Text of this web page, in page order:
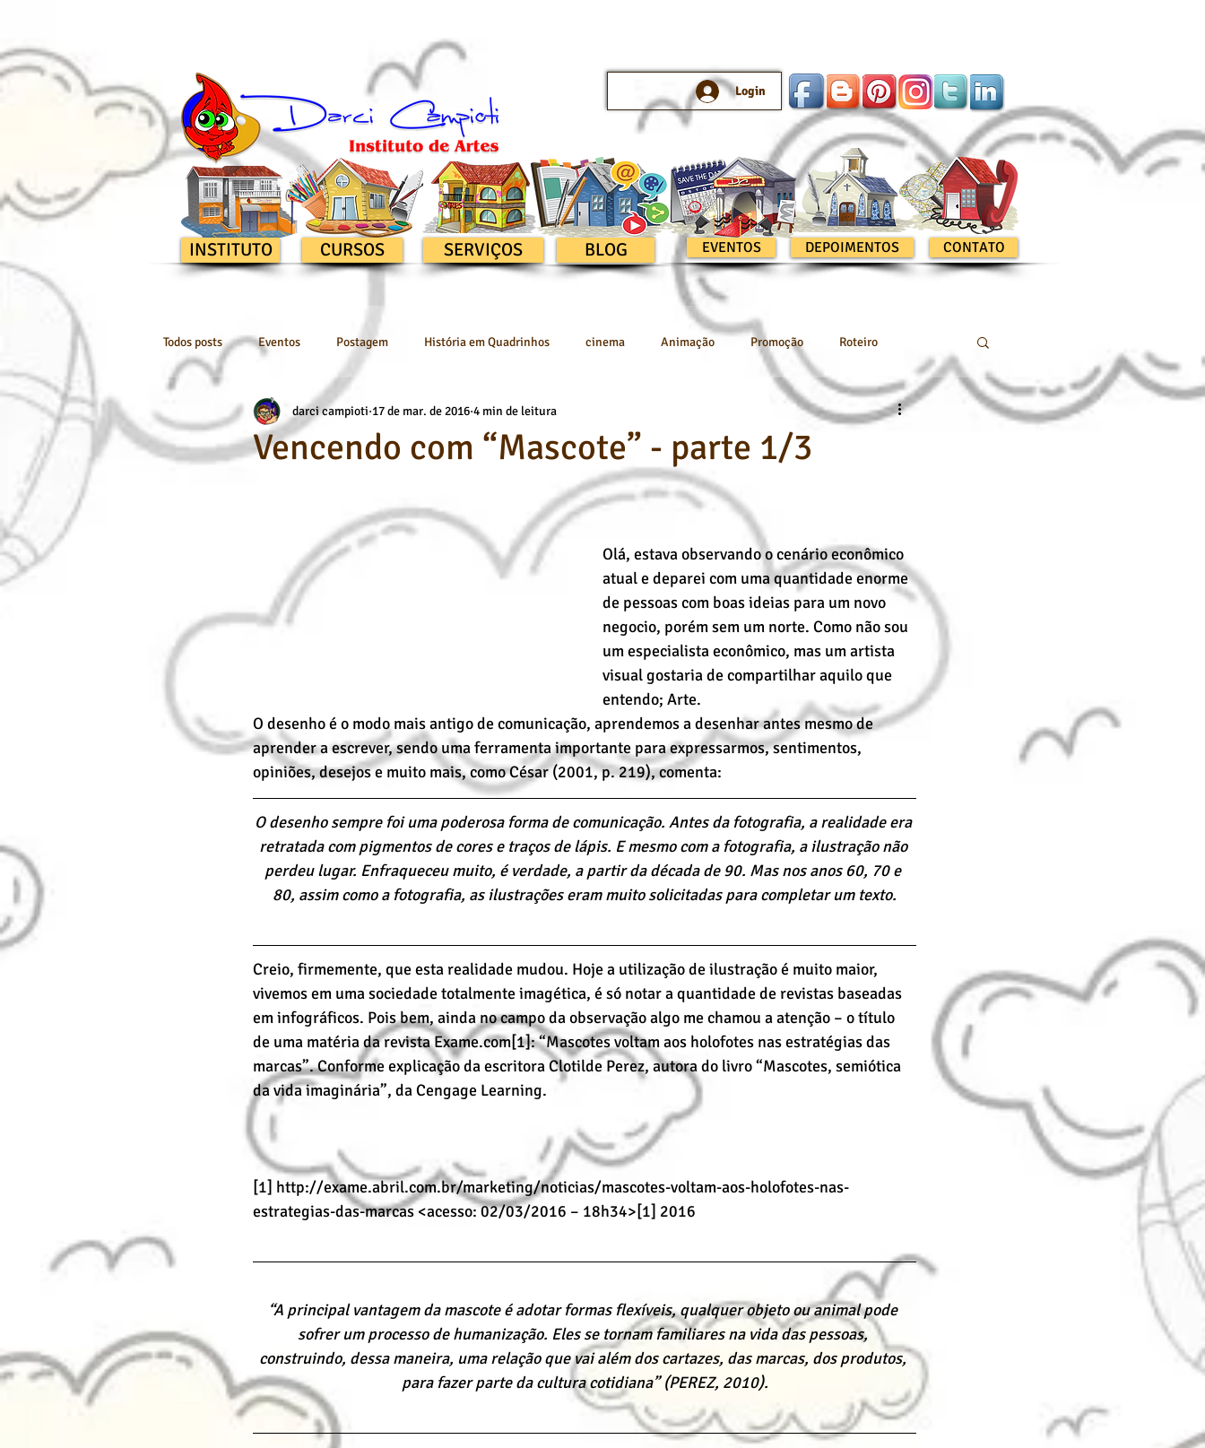
Login
INSTITUTO CURSOS SERVIÇOS BLOG EVENTOS DEPOIMENTOS CONTATO
Todos posts Eventos Postagem História em Quadrinhos cinema Animação Promoção Roteiro
Aerografia Habilidade Específica Básicos Kids deuses Cursos Online Desenho Básico
Cursos de Desenho Pintura a Óleo
Vencendo com “Mascote” - parte 1/3
darci campioti 17 de mar. de 2016 4 min de leitura
Olá, estava observando o cenário econômico
atual e deparei com uma quantidade enorme
de pessoas com boas ideias para um novo
negocio, porém sem um norte. Como não sou
um especialista econômico, mas um artista
visual gostaria de compartilhar aquilo que
entendo; Arte.
O desenho é o modo mais antigo de comunicação, aprendemos a desenhar antes mesmo de
aprender a escrever, sendo uma ferramenta importante para expressarmos, sentimentos,
opiniões, desejos e muito mais, como César (2001, p. 219), comenta:
O desenho sempre foi uma poderosa forma de comunicação. Antes da fotografia, a realidade era
retratada com pigmentos de cores e traços de lápis. E mesmo com a fotografia, a ilustração não
perdeu lugar. Enfraqueceu muito, é verdade, a partir da década de 90. Mas nos anos 60, 70 e
80, assim como a fotografia, as ilustrações eram muito solicitadas para completar um texto.
Creio, firmemente, que esta realidade mudou. Hoje a utilização de ilustração é muito maior,
vivemos em uma sociedade totalmente imagética, é só notar a quantidade de revistas baseadas
em infográficos. Pois bem, ainda no campo da observação algo me chamou a atenção – o título
de uma matéria da revista Exame.com[1]: “Mascotes voltam aos holofotes nas estratégias das
marcas”. Conforme explicação da escritora Clotilde Perez, autora do livro “Mascotes, semiótica
da vida imaginária”, da Cengage Learning.
[1] http://exame.abril.com.br/marketing/noticias/mascotes-voltam-aos-holofotes-nas-
estrategias-das-marcas <acesso: 02/03/2016 – 18h34>[1] 2016
“A principal vantagem da mascote é adotar formas flexíveis, qualquer objeto ou animal pode
sofrer um processo de humanização. Eles se tornam familiares na vida das pessoas,
construindo, dessa maneira, uma relação que vai além dos cartazes, das marcas, dos produtos,
para fazer parte da cultura cotidiana” (PEREZ, 2010).